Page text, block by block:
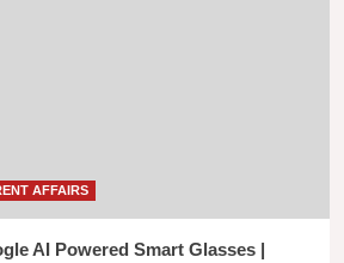
AFFAIRS
AI Powered Smart Glasses |